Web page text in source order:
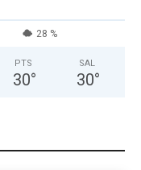
28 %
PTS
30°
SAL
30°